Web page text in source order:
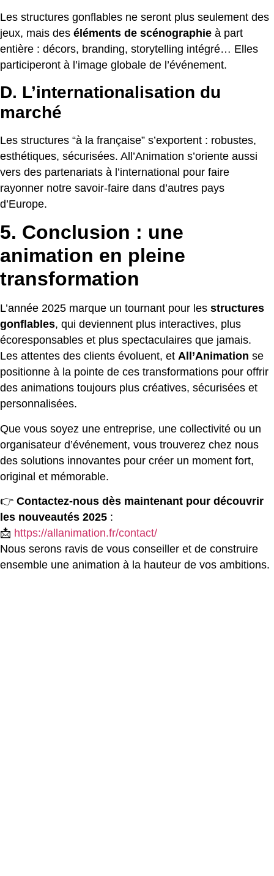
Les structures gonflables ne seront plus seulement des
jeux, mais des éléments de scénographie à part
entière : décors, branding, storytelling intégré… Elles
participeront à l’image globale de l’événement.
D. L’internationalisation du
marché
Les structures “à la française” s’exportent : robustes,
esthétiques, sécurisées. All’Animation s’oriente aussi
vers des partenariats à l’international pour faire
rayonner notre savoir-faire dans d’autres pays
d’Europe.
5. Conclusion : une
animation en pleine
transformation
L’année 2025 marque un tournant pour les structures
gonflables, qui deviennent plus interactives, plus
écoresponsables et plus spectaculaires que jamais.
Les attentes des clients évoluent, et All’Animation se
positionne à la pointe de ces transformations pour offrir
des animations toujours plus créatives, sécurisées et
personnalisées.
Que vous soyez une entreprise, une collectivité ou un
organisateur d’événement, vous trouverez chez nous
des solutions innovantes pour créer un moment fort,
original et mémorable.
👉 Contactez-nous dès maintenant pour découvrir
les nouveautés 2025 :
📩 https://allanimation.fr/contact/
Nous serons ravis de vous conseiller et de construire
ensemble une animation à la hauteur de vos ambitions.